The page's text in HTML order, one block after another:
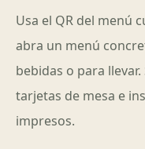
Usa el QR del menú
abra un menú
bebidas o para
tarjetas de mesa e
impresos.